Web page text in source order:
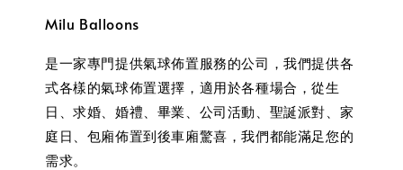
Milu Balloons
是一家專門提供氣球佈置服務的公司，我們提供各
式各樣的氣球佈置選擇，適用於各種場合，從生
日、求婚、婚禮、畢業、公司活動、聖誕派對、家
庭日、包廂佈置到後車廂驚喜，我們都能滿足您的
需求。